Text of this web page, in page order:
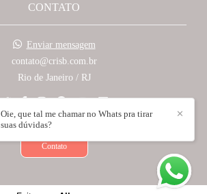
CONTATO
Enviar mensagem
contato@crisb.com.br
Rio de Janeiro / RJ
Contato
✕
Oie, que tal me chamar no Whats pra tirar
suas dúvidas?